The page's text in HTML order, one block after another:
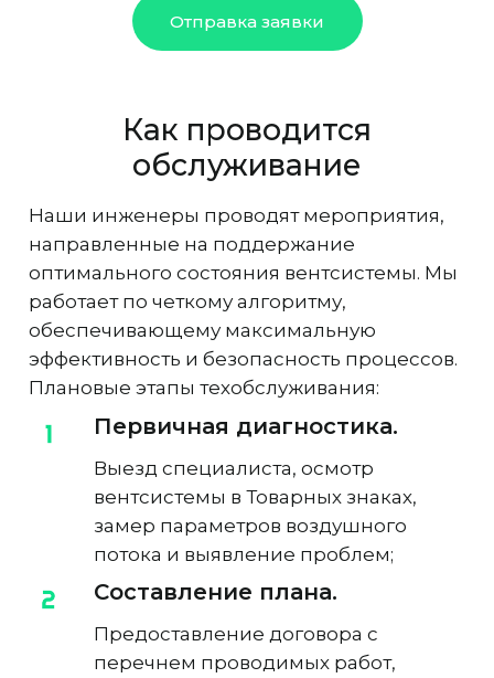
Отправка заявки
Как проводится
обслуживание
Наши инженеры проводят мероприятия,
направленные на поддержание
оптимального состояния вентсистемы. Мы
работает по четкому алгоритму,
обеспечивающему максимальную
эффективность и безопасность процессов.
Плановые этапы техобслуживания:
Первичная диагностика.
Выезд специалиста, осмотр
вентсистемы в Товарных знаках,
замер параметров воздушного
потока и выявление проблем;
Составление плана.
Предоставление договора с
перечнем проводимых работ,